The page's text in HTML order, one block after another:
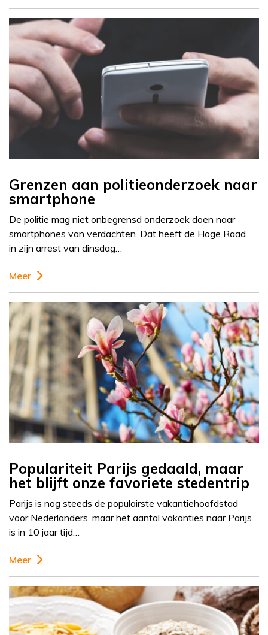
Grenzen aan politieonderzoek naar
smartphone
De politie mag niet onbegrensd onderzoek doen naar
smartphones van verdachten. Dat heeft de Hoge Raad
in zijn arrest van dinsdag…
Meer
Populariteit Parijs gedaald, maar
het blijft onze favoriete stedentrip
Parijs is nog steeds de populairste vakantiehoofdstad
voor Nederlanders, maar het aantal vakanties naar Parijs
is in 10 jaar tijd…
Meer